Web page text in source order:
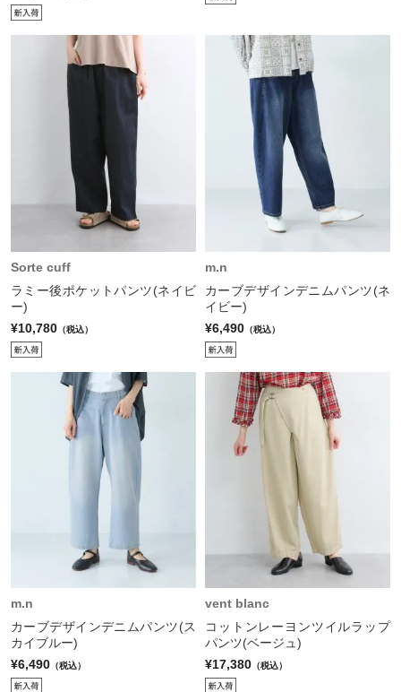
Sorte cuff
ラミー後ポケットパンツ(ネイビ
ー)
¥10,780 （税込）
m.n
カーブデザインデニムパンツ(ネ
イビー)
¥6,490 （税込）
m.n
カーブデザインデニムパンツ(ス
カイブルー)
¥6,490 （税込）
vent blanc
コットンレーヨンツイルラップ
パンツ(ベージュ)
¥17,380 （税込）